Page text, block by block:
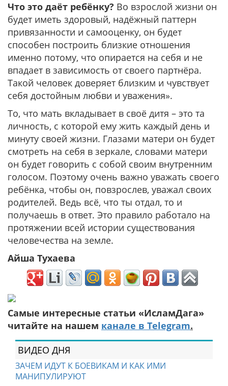
Что это даёт ребёнку? Во взрослой жизни он
будет иметь здоровый, надёжный паттерн
привязанности и самооценку, он будет
способен построить близкие отношения
именно потому, что опирается на себя и не
впадает в зависимость от своего партнёра.
Такой человек доверяет близким и чувствует
себя достойным любви и уважения».
То, что мать вкладывает в своё дитя – это та
личность, с которой ему жить каждый день и
минуту своей жизни. Глазами матери он будет
смотреть на себя в зеркале, словами матери
он будет говорить с собой своим внутренним
голосом. Поэтому очень важно уважать своего
ребёнка, чтобы он, повзрослев, уважал своих
родителей. Ведь всё, что ты отдал, то и
получаешь в ответ. Это правило работало на
протяжении всей истории существования
человечества на земле.
Айша Тухаева
Самые интересные статьи «ИсламДага»
читайте на нашем канале в Telegram.
ВИДЕО ДНЯ
ЗАЧЕМ ИДУТ К БОЕВИКАМ И КАК ИМИ
МАНИПУЛИРУЮТ